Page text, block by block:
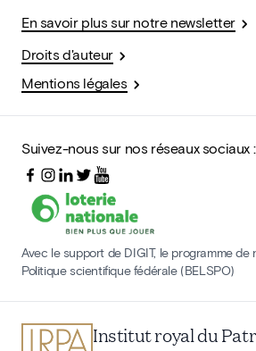
En savoir plus sur notre newsletter
Droits d'auteur
Mentions légales
Suivez-nous sur nos réseaux sociaux :
Avec le support de DIGIT, le programme de
Politique scientifique fédérale (BELSPO)
Institut royal du